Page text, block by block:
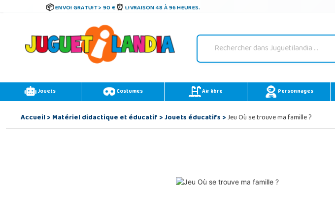
ENVOI GRATUIT > 90 € LIVRAISON 48 À 96 HEURES.
Jouets Costumes Air libre Personnages
Accueil>Matériel didactique et éducatif>Jouets éducatifs>Jeu Où se trouve ma famille ?